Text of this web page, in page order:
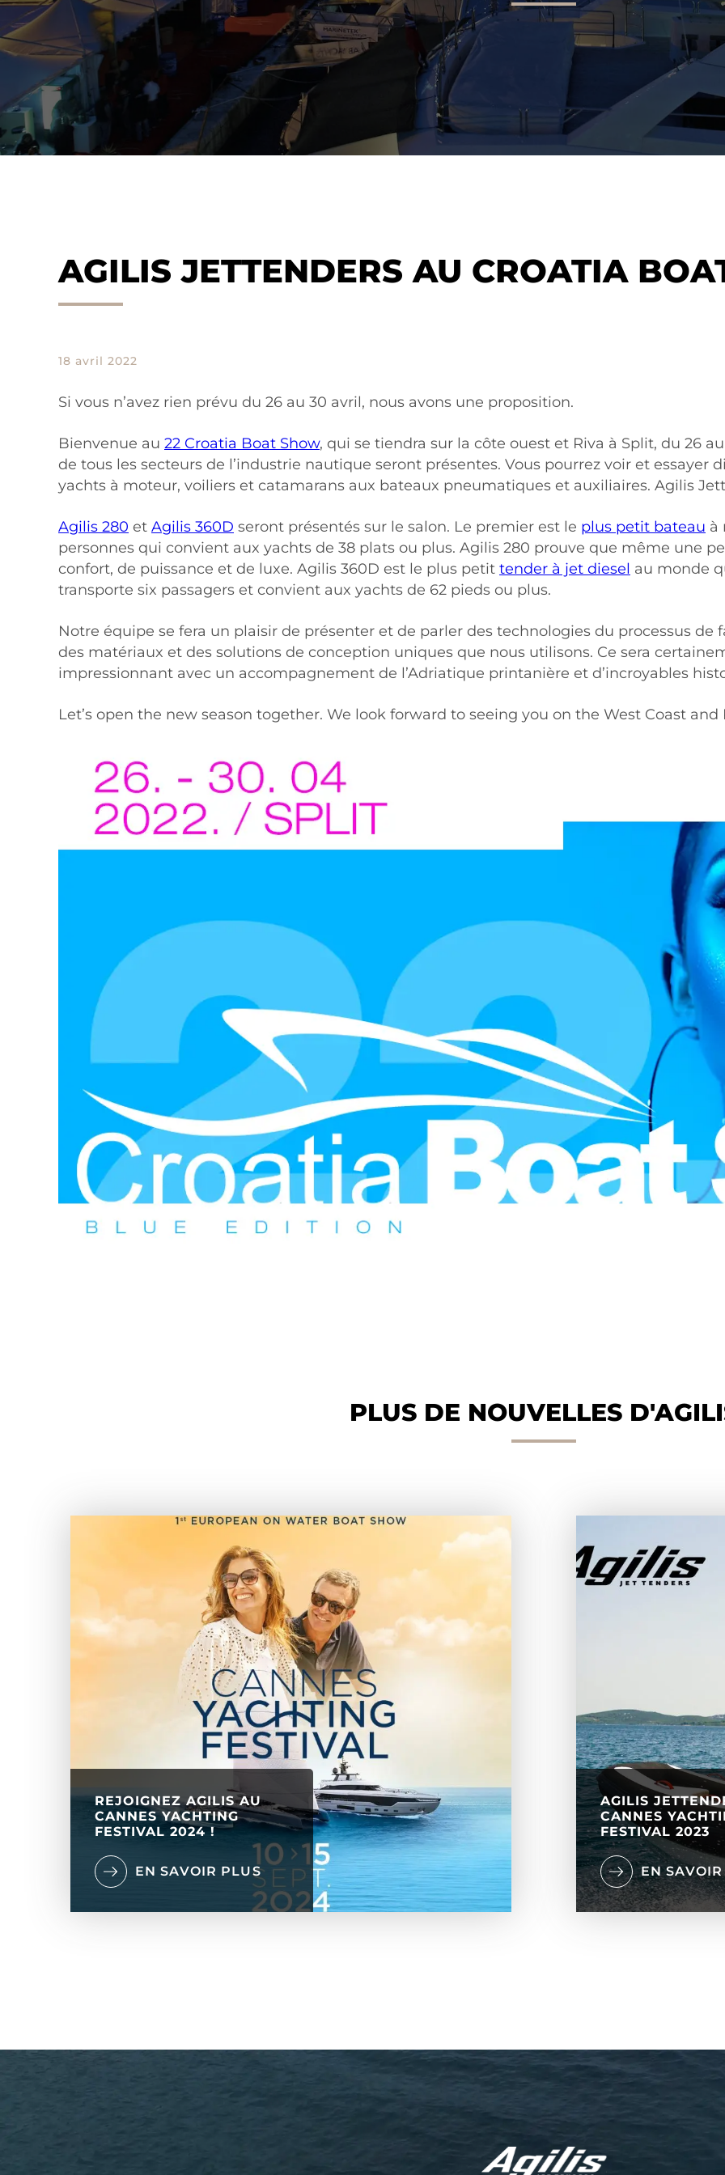
AGILIS JETTENDERS AU CROATIA
18 avril 2022
Si vous n’avez rien prévu du 26 au 30 avril, nous avons une proposition.
Bienvenue au 22 Croatia Boat Show, qui se tiendra sur la côte ouest et Riva à Split, du 26
de tous les secteurs de l’industrie nautique seront présentes. Vous pourrez voir et essayer
yachts à moteur, voiliers et catamarans aux bateaux pneumatiques et auxiliaires. Agilis
Agilis 280 et Agilis 360D seront présentés sur le salon. Le premier est le plus petit bateau à
personnes qui convient aux yachts de 38 plats ou plus. Agilis 280 prouve que même une
confort, de puissance et de luxe. Agilis 360D est le plus petit tender à jet diesel au monde
transporte six passagers et convient aux yachts de 62 pieds ou plus.
Notre équipe se fera un plaisir de présenter et de parler des technologies du processus de
des matériaux et des solutions de conception uniques que nous utilisons. Ce sera
impressionnant avec un accompagnement de l’Adriatique printanière et d’incroyables
Let’s open the new season together. We look forward to seeing you on the West Coast and
PLUS DE NOUVELLES
REJOIGNEZ AGILIS AU
CANNES YACHTING
FESTIVAL 2024 !
EN SAVOIR PLUS
AGILIS
CANNES
FESTIVAL 2023
EN